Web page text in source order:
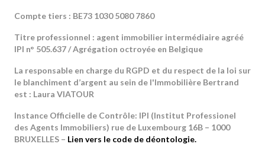
Compte tiers : BE73 1030 5080 7860
Titre professionnel : agent immobilier intermédiaire agréé
IPI n° 505.637 / Agrégation octroyée en Belgique
La responsable en charge du RGPD et du respect de la loi sur
le blanchiment d’argent au sein de l'Immobilière Bertrand
est : Laura VIATOUR
Instance Officielle de Contrôle: IPI (Institut Professionel
des Agents Immobiliers) rue de Luxembourg 16B – 1000
BRUXELLES – Lien vers le code de déontologie.